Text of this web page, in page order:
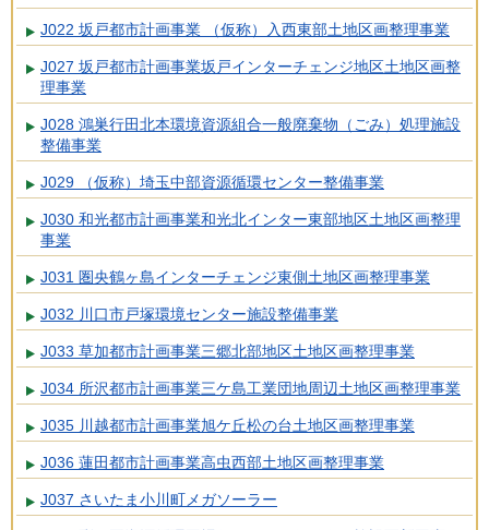
J022 坂戸都市計画事業 （仮称）入西東部土地区画整理事業
J027 坂戸都市計画事業坂戸インターチェンジ地区土地区画整
理事業
J028 鴻巣行田北本環境資源組合一般廃棄物（ごみ）処理施設
整備事業
J029 （仮称）埼玉中部資源循環センター整備事業
J030 和光都市計画事業和光北インター東部地区土地区画整理
事業
J031 圏央鶴ヶ島インターチェンジ東側土地区画整理事業
J032 川口市戸塚環境センター施設整備事業
J033 草加都市計画事業三郷北部地区土地区画整理事業
J034 所沢都市計画事業三ケ島工業団地周辺土地区画整理事業
J035 川越都市計画事業旭ケ丘松の台土地区画整理事業
J036 蓮田都市計画事業高虫西部土地区画整理事業
J037 さいたま小川町メガソーラー